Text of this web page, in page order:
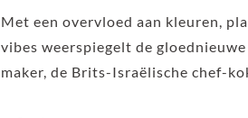
Met een overvloed aan kleuren,
vibes weerspiegelt de gloednieuwe
maker, de Brits-Israëlische chef-